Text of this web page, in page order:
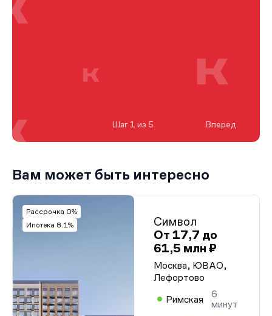
Шаг 1 из 5 Вперед
Вам может быть интересно
Рассрочка 0%
Ипотека 8.1%
Символ
От 17,7 до
61,5 млн ₽
Москва, ЮВАО,
Лефортово
Римская
6
минут